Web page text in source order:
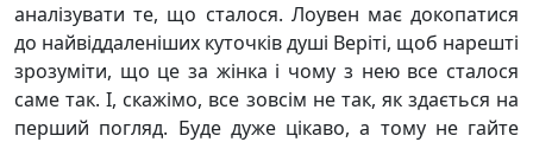
аналізувати те, що сталося. Лоувен має докопатися
до найвіддаленіших куточків душі Веріті, щоб нарешті
зрозуміти, що це за жінка і чому з нею все сталося
саме так. І, скажімо, все зовсім не так, як здається на
перший погляд. Буде дуже цікаво, а тому не гайте